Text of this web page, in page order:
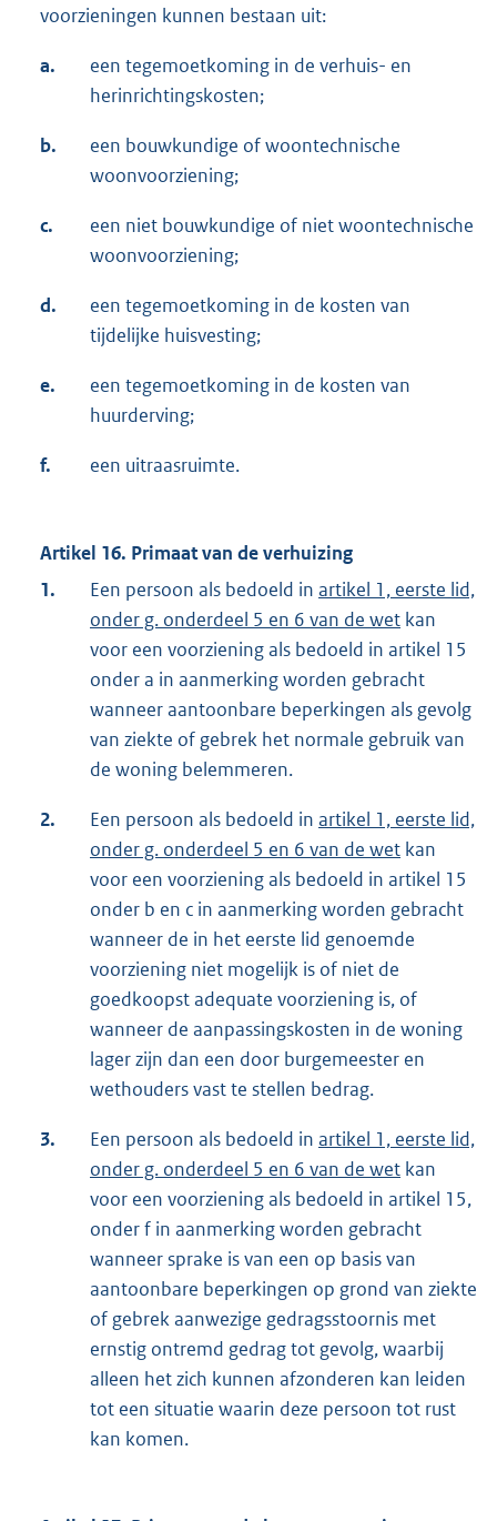
voorzieningen kunnen bestaan uit:
a.
een tegemoetkoming in de verhuis- en
herinrichtingskosten;
b.
een bouwkundige of woontechnische
woonvoorziening;
c.
een niet bouwkundige of niet woontechnische
woonvoorziening;
d.
een tegemoetkoming in de kosten van
tijdelijke huisvesting;
e.
een tegemoetkoming in de kosten van
huurderving;
f. een uitraasruimte.
Artikel 16. Primaat van de verhuizing
1.
Een persoon als bedoeld in artikel 1, eerste lid,
onder g. onderdeel 5 en 6 van de wet kan
voor een voorziening als bedoeld in artikel 15
onder a in aanmerking worden gebracht
wanneer aantoonbare beperkingen als gevolg
van ziekte of gebrek het normale gebruik van
de woning belemmeren.
2. Een persoon als bedoeld in artikel 1, eerste lid,
onder g. onderdeel 5 en 6 van de wet kan
voor een voorziening als bedoeld in artikel 15
onder b en c in aanmerking worden gebracht
wanneer de in het eerste lid genoemde
voorziening niet mogelijk is of niet de
goedkoopst adequate voorziening is, of
wanneer de aanpassingskosten in de woning
lager zijn dan een door burgemeester en
wethouders vast te stellen bedrag.
3. Een persoon als bedoeld in artikel 1, eerste lid,
onder g. onderdeel 5 en 6 van de wet kan
voor een voorziening als bedoeld in artikel 15,
onder f in aanmerking worden gebracht
wanneer sprake is van een op basis van
aantoonbare beperkingen op grond van ziekte
of gebrek aanwezige gedragsstoornis met
ernstig ontremd gedrag tot gevolg, waarbij
alleen het zich kunnen afzonderen kan leiden
tot een situatie waarin deze persoon tot rust
kan komen.